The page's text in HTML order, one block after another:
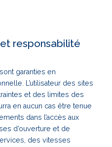
responsabilité
garanties en
L’utilisateur des sites
et des limites des
en aucun cas être tenue
dans l’accès aux
d’ouverture et de
des vitesses